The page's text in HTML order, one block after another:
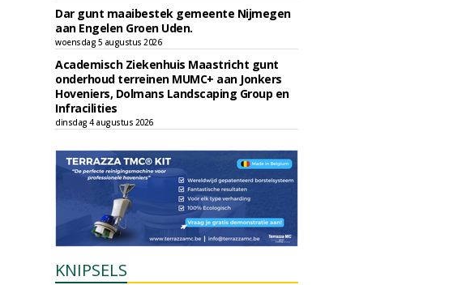
Dar gunt maaibestek gemeente Nijmegen
aan Engelen Groen Uden.
woensdag 5 augustus 2026
Academisch Ziekenhuis Maastricht gunt
onderhoud terreinen MUMC+ aan Jonkers
Hoveniers, Dolmans Landscaping Group en
Infracilities
dinsdag 4 augustus 2026
KNIPSELS